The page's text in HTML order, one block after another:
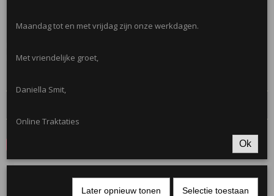
kinderen,
Ook interessant
Maandag tot en met vrijdag zijn onze werkdagen.
Met vriendelijke groet,
Daniella Smit,
Online Traktaties
Ok
Later opnieuw tonen Selectie toestaan